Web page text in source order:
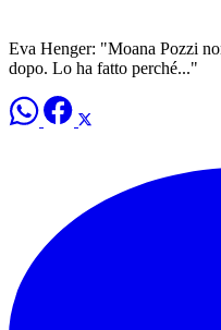
Eva Henger: "Moana Pozzi
dopo. Lo ha fatto perché..."